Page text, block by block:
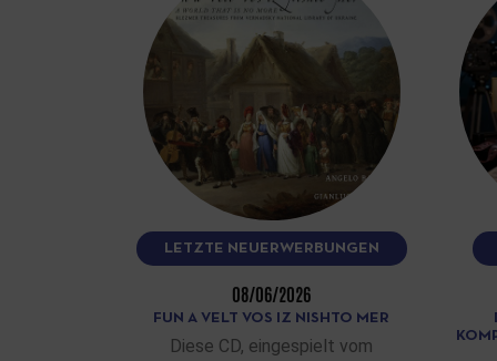
LETZTE NEUERWERBUNGEN
08/06/2026
FUN A VELT VOS IZ NISHTO MER
Diese CD, eingespielt vom